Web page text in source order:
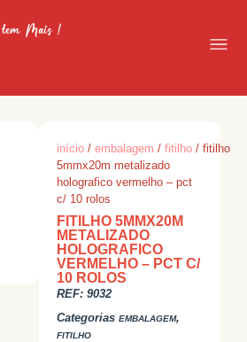
tem Mais !
início /embalagem /fitilho / fitilho
5mmx20m metalizado
holografico vermelho – pct
c/ 10 rolos
FITILHO 5MMX20M
METALIZADO
HOLOGRAFICO
VERMELHO – PCT C/
10 ROLOS
REF:9032
Categorias EMBALAGEM,
FITILHO